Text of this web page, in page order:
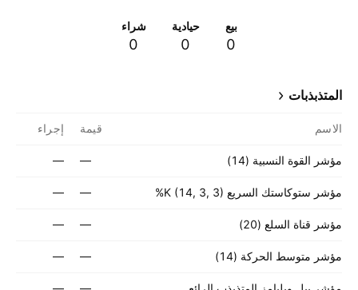
بيع
0
حيادية
0
شراء
0
المتذبذبات
الاسم قيمة إجراء
مؤشر القوة النسبية (14) —
—
مؤشر ستوكاستك السريع ‎%K (14, 3, 3)‎‎ —
—
مؤشر قناة السلع (20) —
—
مؤشر متوسط الحركة (14) —
—